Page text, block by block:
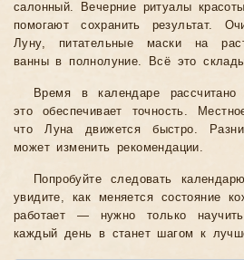
салонный. Вечерние ритуалы
помогают сохранить результат.
Луну, питательные маски на
ванны в полнолуние. Всё это
Время в календаре
это обеспечивает точность.
что Луна движется быстро.
может изменить рекомендации.
Попробуйте следовать
увидите, как меняется состояние
работает — нужно только
каждый день в станет шагом к